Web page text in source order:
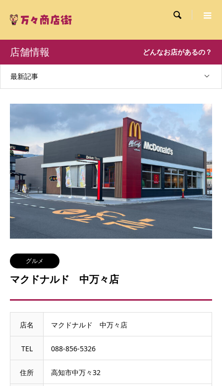

店舗情報 どんなお店があるの？
最新記事
グルメ
マクドナルド 中万々店
店名 マクドナルド 中万々店
TEL 088-856-5326
住所 高知市中万々32